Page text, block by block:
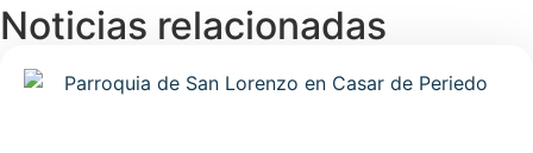
Noticias relacionadas